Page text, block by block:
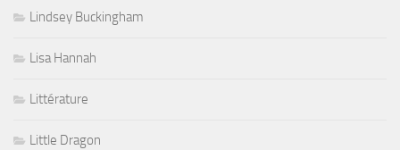
Lindsey Buckingham
Lisa Hannah
Littérature
Little Dragon